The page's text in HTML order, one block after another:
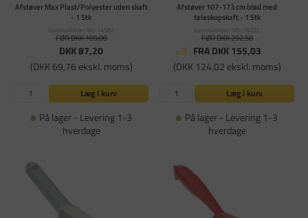
Afstøver Max Plast/Polyester uden skaft
- 1 Stk
Varenummer: ML-14582
FØR DKK 109,00
DKK 87,20
(DKK 69,76 ekskl. moms)
Læg i kurv
På lager - Levering 1-3
hverdage
Afstøver 107-173 cm blød med
teleskopskaft - 1 Stk
Varenummer: ML-16222
FØR DKK 292,50
FRA DKK 155,03
(DKK 124,02 ekskl. moms)
Læg i kurv
På lager - Levering 1-3
hverdage